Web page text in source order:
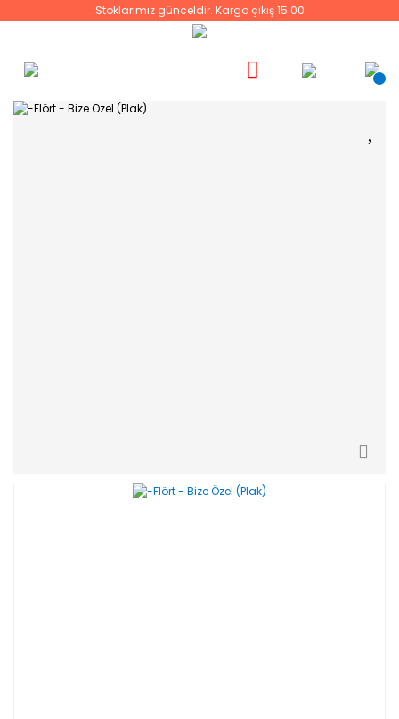
Stoklarımız günceldir. Kargo çıkış 15:00